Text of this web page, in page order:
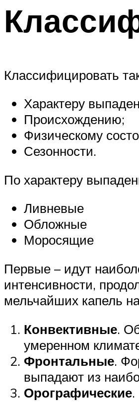
Классифицировать
Характеру
Происхождению;
Физическому
Сезонности.
По характеру
Ливневые
Обложные
Моросящие
Первые – идут
интенсивности,
мельчайших капель
Конвективные.
умеренном
Фронтальные.
выпадают из
Орографические